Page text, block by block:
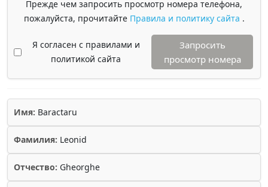
Прежде чем запросить просмотр номера телефона,
пожалуйста, прочитайте Правила и политику сайта .
Я согласен с правилами и
политикой сайта
Запросить
просмотр номера
Имя: Baractaru
Фамилия: Leonid
Отчество: Gheorghe